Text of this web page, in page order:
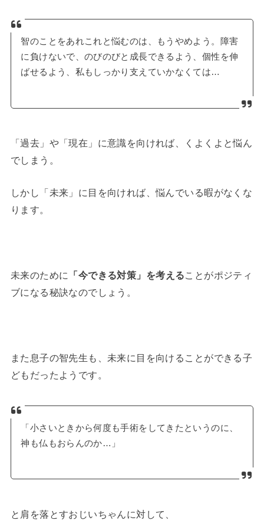
智のことをあれこれと悩むのは、もうやめよう。障害
に負けないで、のびのびと成長できるよう、個性を伸
ばせるよう、私もしっかり支えていかなくては…
「過去」や「現在」に意識を向ければ、くよくよと悩ん
でしまう。
しかし「未来」に目を向ければ、悩んでいる暇がなくな
ります。
未来のために 「今できる対策」を考えることがポジティ
ブになる秘訣なのでしょう。
また息子の智先生も、未来に目を向けることができる子
どもだったようです。
「小さいときから何度も手術をしてきたというのに、
神も仏もおらんのか…」
と肩を落とすおじいちゃんに対して、